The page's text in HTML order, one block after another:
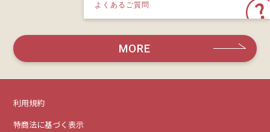
MORE
よくあるご質問
利用規約
特商法に基づく表示